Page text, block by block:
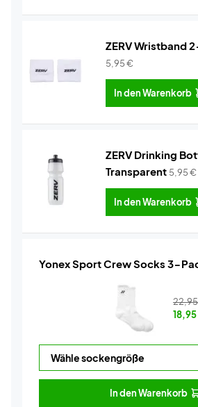
ZERV Wristband
5,95€
In den Warenkorb
ZERV Drinking
Transparent 5,95€
In den Warenkorb
Yonex Sport Crew Socks 3-
18,95
In den Warenkorb